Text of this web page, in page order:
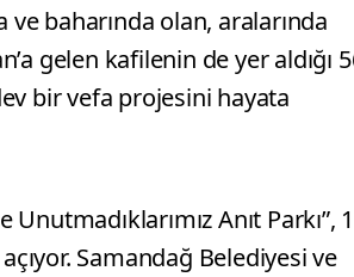
ve baharında olan, aralarında
gelen kafilenin de yer aldığı
bir vefa projesini hayata
Anıt Parkı”,
Samandağ Belediyesi ve